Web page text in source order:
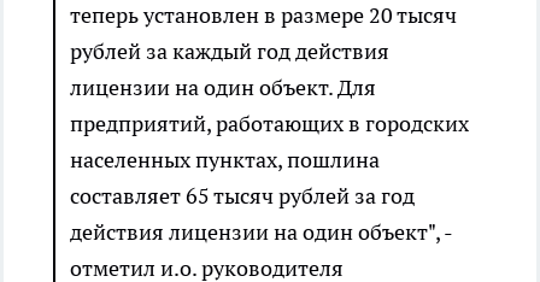
теперь установлен в размере 20 тысяч
рублей за каждый год действия
лицензии на один объект. Для
предприятий, работающих в городских
населенных пунктах, пошлина
составляет 65 тысяч рублей за год
действия лицензии на один объект", -
отметил и.о. руководителя